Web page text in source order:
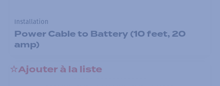
Installation
Power Cable to Battery (10 feet, 20
amp)
Ajouter à la liste